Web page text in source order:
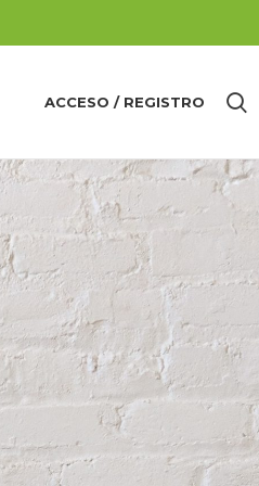
ACCESO / REGISTRO